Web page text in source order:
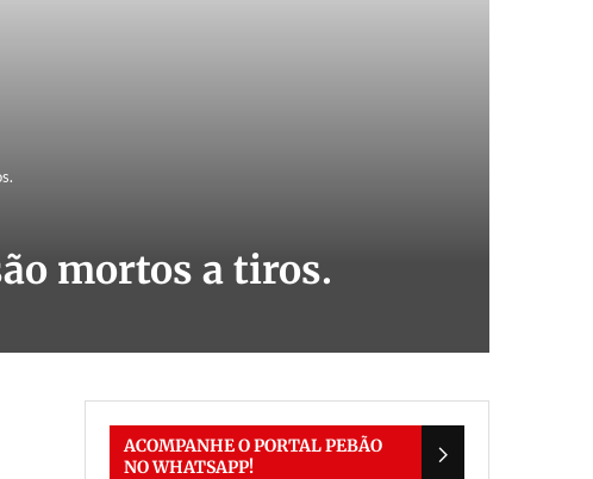
mortos a tiros.
ACOMPANHE O PORTAL PEBÃO
NO WHATSAPP!